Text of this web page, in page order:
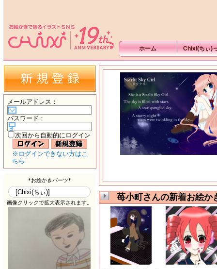
ホーム Chixi(ちぃ)
メールアドレス ：
パスワード ：
次回から自動的にログイン
※ログインできない方はこ
ちら
苺小町さんの新着お絵か